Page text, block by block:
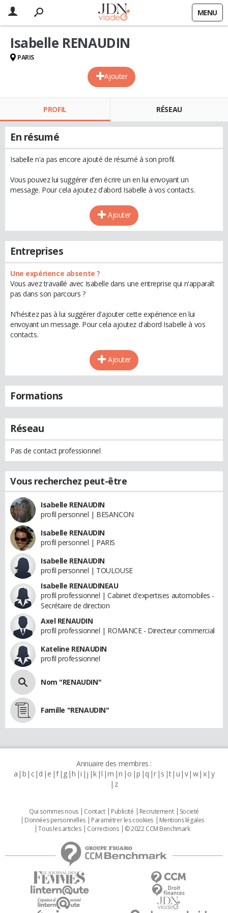
MENU
Ajouter
Isabelle RENAUDIN
PARIS
PROFIL RÉSEAU
En résumé
Isabelle n'a pas encore ajouté de résumé à son profil.
Vous pouvez lui suggérer d'en écrire un en lui envoyant un
message. Pour cela ajoutez d'abord Isabelle à vos contacts.
Ajouter
Entreprises
Une expérience absente ?
Vous avez travaillé avec Isabelle dans une entreprise qui n'apparaît
pas dans son parcours ?
N'hésitez pas à lui suggérer d'ajouter cette expérience en lui
envoyant un message. Pour cela ajoutez d'abord Isabelle à vos
contacts.
Ajouter
Formations
Réseau
Pas de contact professionnel
Vous recherchez peut-être
Isabelle RENAUDIN
profil personnel | BESANCON
Isabelle RENAUDIN
profil personnel | PARIS
Isabelle RENAUDIN
profil personnel | TOULOUSE
Isabelle RENAUDINEAU
profil professionnel | Cabinet d'expertises automobiles -
Secrétaire de direction
Axel RENAUDIN
profil professionnel | ROMANCE - Directeur commercial
Kateline RENAUDIN
profil professionnel
Nom "RENAUDIN"
Famille "RENAUDIN"
Annuaire des membres :
a b c d e f g h i j k l m n o p q r s t u v w x y
z
Qui sommes nous Contact Publicité Recrutement
Societé
Données personnelles
Paramétrer les cookies
Mentions légales
Tous les articles
Corrections © 2022 CCM Benchmark